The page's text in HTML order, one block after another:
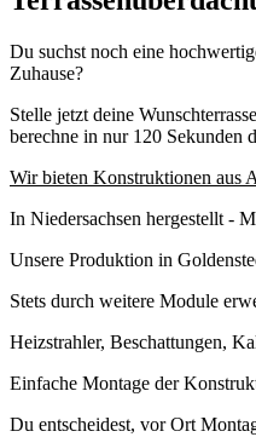
Du suchst noch eine
Zuhause?
Stelle jetzt deine
berechne in nur 120 Sekunden
Wir bieten Konstruktionen aus
In Niedersachsen hergestellt -
Unsere Produktion in
Stets durch weitere Module
Heizstrahler, Beschattungen,
Einfache Montage der
Du entscheidest, vor Ort